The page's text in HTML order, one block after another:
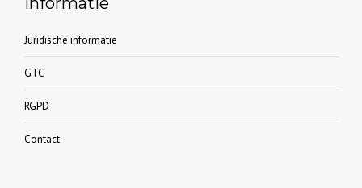
Juridische informatie
GTC
RGPD
Contact